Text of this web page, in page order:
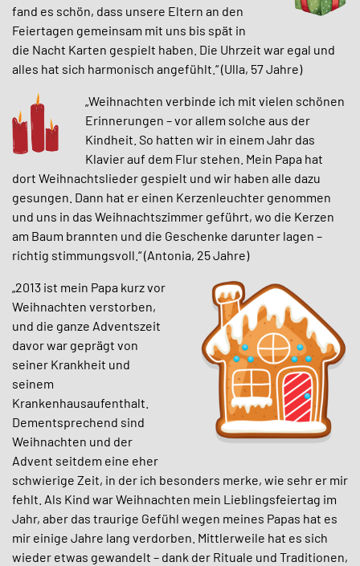
fand es schön, dass unsere Eltern an den
Feiertagen gemeinsam mit uns bis spät in
die Nacht Karten gespielt haben. Die Uhrzeit war egal und
alles hat sich harmonisch angefühlt.“ (Ulla, 57 Jahre)
„Weihnachten verbinde ich mit vielen schönen
Erinnerungen – vor allem solche aus der
Kindheit. So hatten wir in einem Jahr das
Klavier auf dem Flur stehen. Mein Papa hat
dort Weihnachtslieder gespielt und wir haben alle dazu
gesungen. Dann hat er einen Kerzenleuchter genommen
und uns in das Weihnachtszimmer geführt, wo die Kerzen
am Baum brannten und die Geschenke darunter lagen –
richtig stimmungsvoll.“ (Antonia, 25 Jahre)
„2013 ist mein Papa kurz vor
Weihnachten verstorben,
und die ganze Adventszeit
davor war geprägt von
seiner Krankheit und
seinem
Krankenhausaufenthalt.
Dementsprechend sind
Weihnachten und der
Advent seitdem eine eher
schwierige Zeit, in der ich besonders merke, wie sehr er mir
fehlt. Als Kind war Weihnachten mein Lieblingsfeiertag im
Jahr, aber das traurige Gefühl wegen meines Papas hat es
mir einige Jahre lang verdorben. Mittlerweile hat es sich
wieder etwas gewandelt – dank der Rituale und Traditionen,